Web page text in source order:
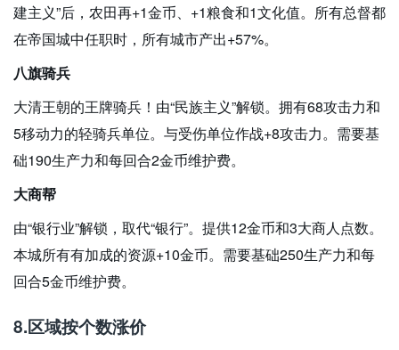
建主义”后，农田再+1金币、+1粮食和1文化值。所有总督都
在帝国城中任职时，所有城市产出+57%。
八旗骑兵
大清王朝的王牌骑兵！由“民族主义”解锁。拥有68攻击力和
5移动力的轻骑兵单位。与受伤单位作战+8攻击力。需要基
础190生产力和每回合2金币维护费。
大商帮
由“银行业”解锁，取代“银行”。提供12金币和3大商人点数。
本城所有有加成的资源+10金币。需要基础250生产力和每
回合5金币维护费。
8.区域按个数涨价